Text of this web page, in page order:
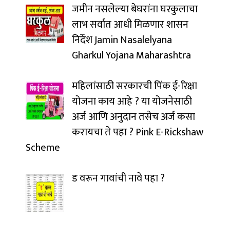
जमीन नसलेल्या बेघरांना घरकुलाचा
लाभ सर्वात आधी मिळणार शासन
निर्देश Jamin Nasalelyana
Gharkul Yojana Maharashtra
महिलांसाठी सरकारची पिंक ई-रिक्षा
योजना काय आहे ? या योजनेसाठी
अर्ज आणि अनुदान तसेच अर्ज कसा
करायचा ते पहा ? Pink E-Rickshaw
Scheme
ड वरून गावांची नावे पहा ?